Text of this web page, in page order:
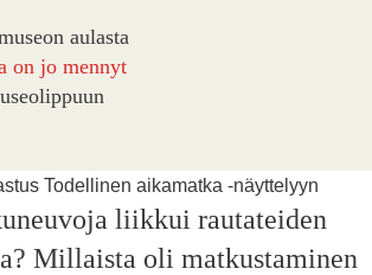
aulasta
on jo mennyt
Todellinen aikamatka -näyttelyyn
liikkui rautateiden
Millaista oli matkustaminen